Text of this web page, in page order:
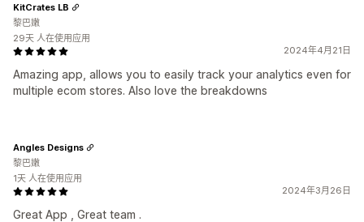
2024年4月21日
Amazing app, allows you to easily track your analytics even for
multiple ecom stores. Also love the breakdowns
KitCrates LB
黎巴嫩
29天 人在使用应用
2024年3月26日
Great App , Great team .
Angles Designs
黎巴嫩
1天 人在使用应用